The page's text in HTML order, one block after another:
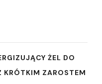
ŻEL DO
KRÓTKIM ZAROSTEM